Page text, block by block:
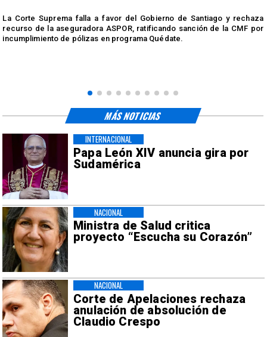
La Corte Suprema falla a favor del Gobierno de Santiago y rechaza
recurso de la aseguradora ASPOR, ratificando sanción de la CMF por
incumplimiento de pólizas en programa Quédate.
Papa León XIV anuncia gira por
Sudamérica
INTERNACIONAL
Ministra de Salud critica
proyecto “Escucha su Corazón”
NACIONAL
Corte de Apelaciones rechaza
anulación de absolución de
Claudio Crespo
NACIONAL
MÁS NOTICIAS